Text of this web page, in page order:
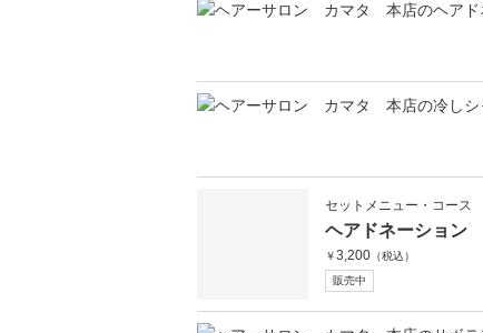
セットメニュー・コース
ヘアドネーション
￥3,200 （税込）
販売中